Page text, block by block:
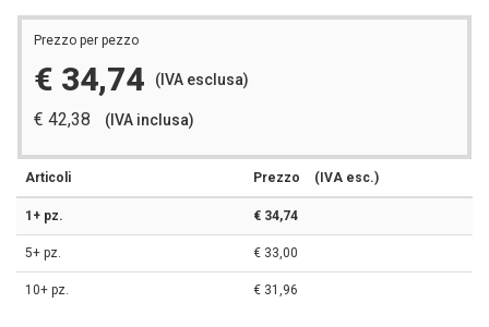
Prezzo per pezzo
€ 34,74 (IVA esclusa)
€ 42,38 (IVA inclusa)
Articoli Prezzo (IVA esc.)
1+ pz. € 34,74
5+ pz. € 33,00
10+ pz. € 31,96